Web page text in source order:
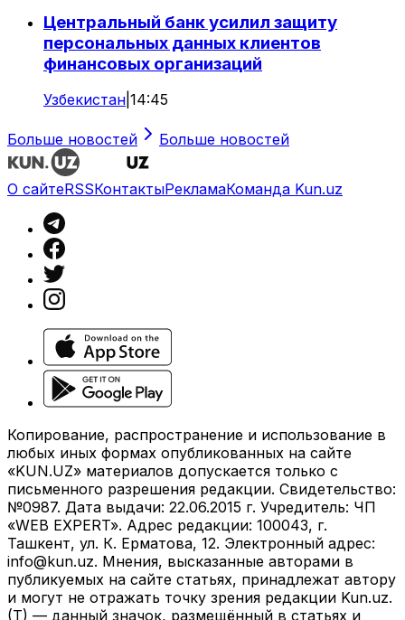
Центральный банк усилил защиту
персональных данных клиентов
финансовых организаций
Узбекистан 14:45
Больше новостей Больше новостей
О сайтеRSSКонтактыРекламаКоманда Kun.uz
Копирование, распространение и использование в
любых иных формах опубликованных на сайте
«KUN.UZ» материалов допускается только с
письменного разрешения редакции. Свидетельство:
№0987. Дата выдачи: 22.06.2015 г. Учредитель: ЧП
«WEB EXPERT». Адрес редакции: 100043, г.
Ташкент, ул. К. Ерматова, 12. Электронный адрес:
info@kun.uz. Мнения, высказанные авторами в
публикуемых на сайте статьях, принадлежат автору
и могут не отражать точку зрения редакции Kun.uz.
(T) — данный значок, размещённый в статьях и